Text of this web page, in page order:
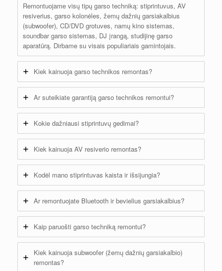
Remontuojame visų tipų garso techniką: stiprintuvus, AV
resiverius, garso kolonėles, žemų dažnių garsiakalbius
(subwoofer), CD/DVD grotuves, namų kino sistemas,
soundbar garso sistemas, DJ įrangą, studijinę garso
aparatūrą. Dirbame su visais populiariais gamintojais.
Kiek kainuoja garso technikos remontas?
Ar suteikiate garantiją garso technikos remontui?
Kokie dažniausi stiprintuvų gedimai?
Kiek kainuoja AV resiverio remontas?
Kodėl mano stiprintuvas kaista ir išsijungia?
Ar remontuojate Bluetooth ir bevielius garsiakalbius?
Kaip paruošti garso techniką remontui?
Kiek kainuoja subwoofer (žemų dažnių garsiakalbio)
remontas?